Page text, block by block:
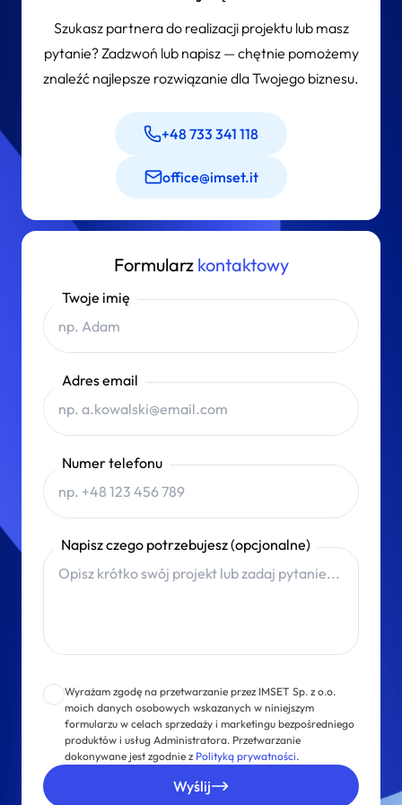
Szukasz partnera do realizacji projektu lub masz
pytanie? Zadzwoń lub napisz — chętnie pomożemy
znaleźć najlepsze rozwiązanie dla Twojego biznesu.
+48 733 341 118
office@imset.it
Formularz kontaktowy
Twoje imię
Adres email
Numer telefonu
Napisz czego potrzebujesz (opcjonalne)
Wyrażam zgodę na przetwarzanie przez IMSET Sp. z o.o.
moich danych osobowych wskazanych w niniejszym
formularzu w celach sprzedaży i marketingu bezpośredniego
produktów i usług Administratora. Przetwarzanie
dokonywane jest zgodnie z Polityką prywatności.
Wyślij